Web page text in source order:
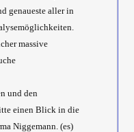
genaueste aller in
massive
und den
einen Blick in die
Niggemann. (es)